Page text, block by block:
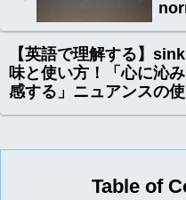
【英語で理解する】
味と使い方！「心に沁
感する」ニュアンスの
Table of